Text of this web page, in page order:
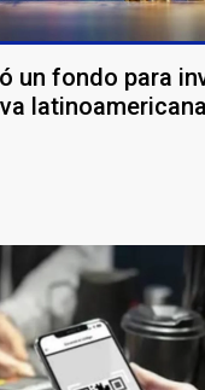
un fondo para